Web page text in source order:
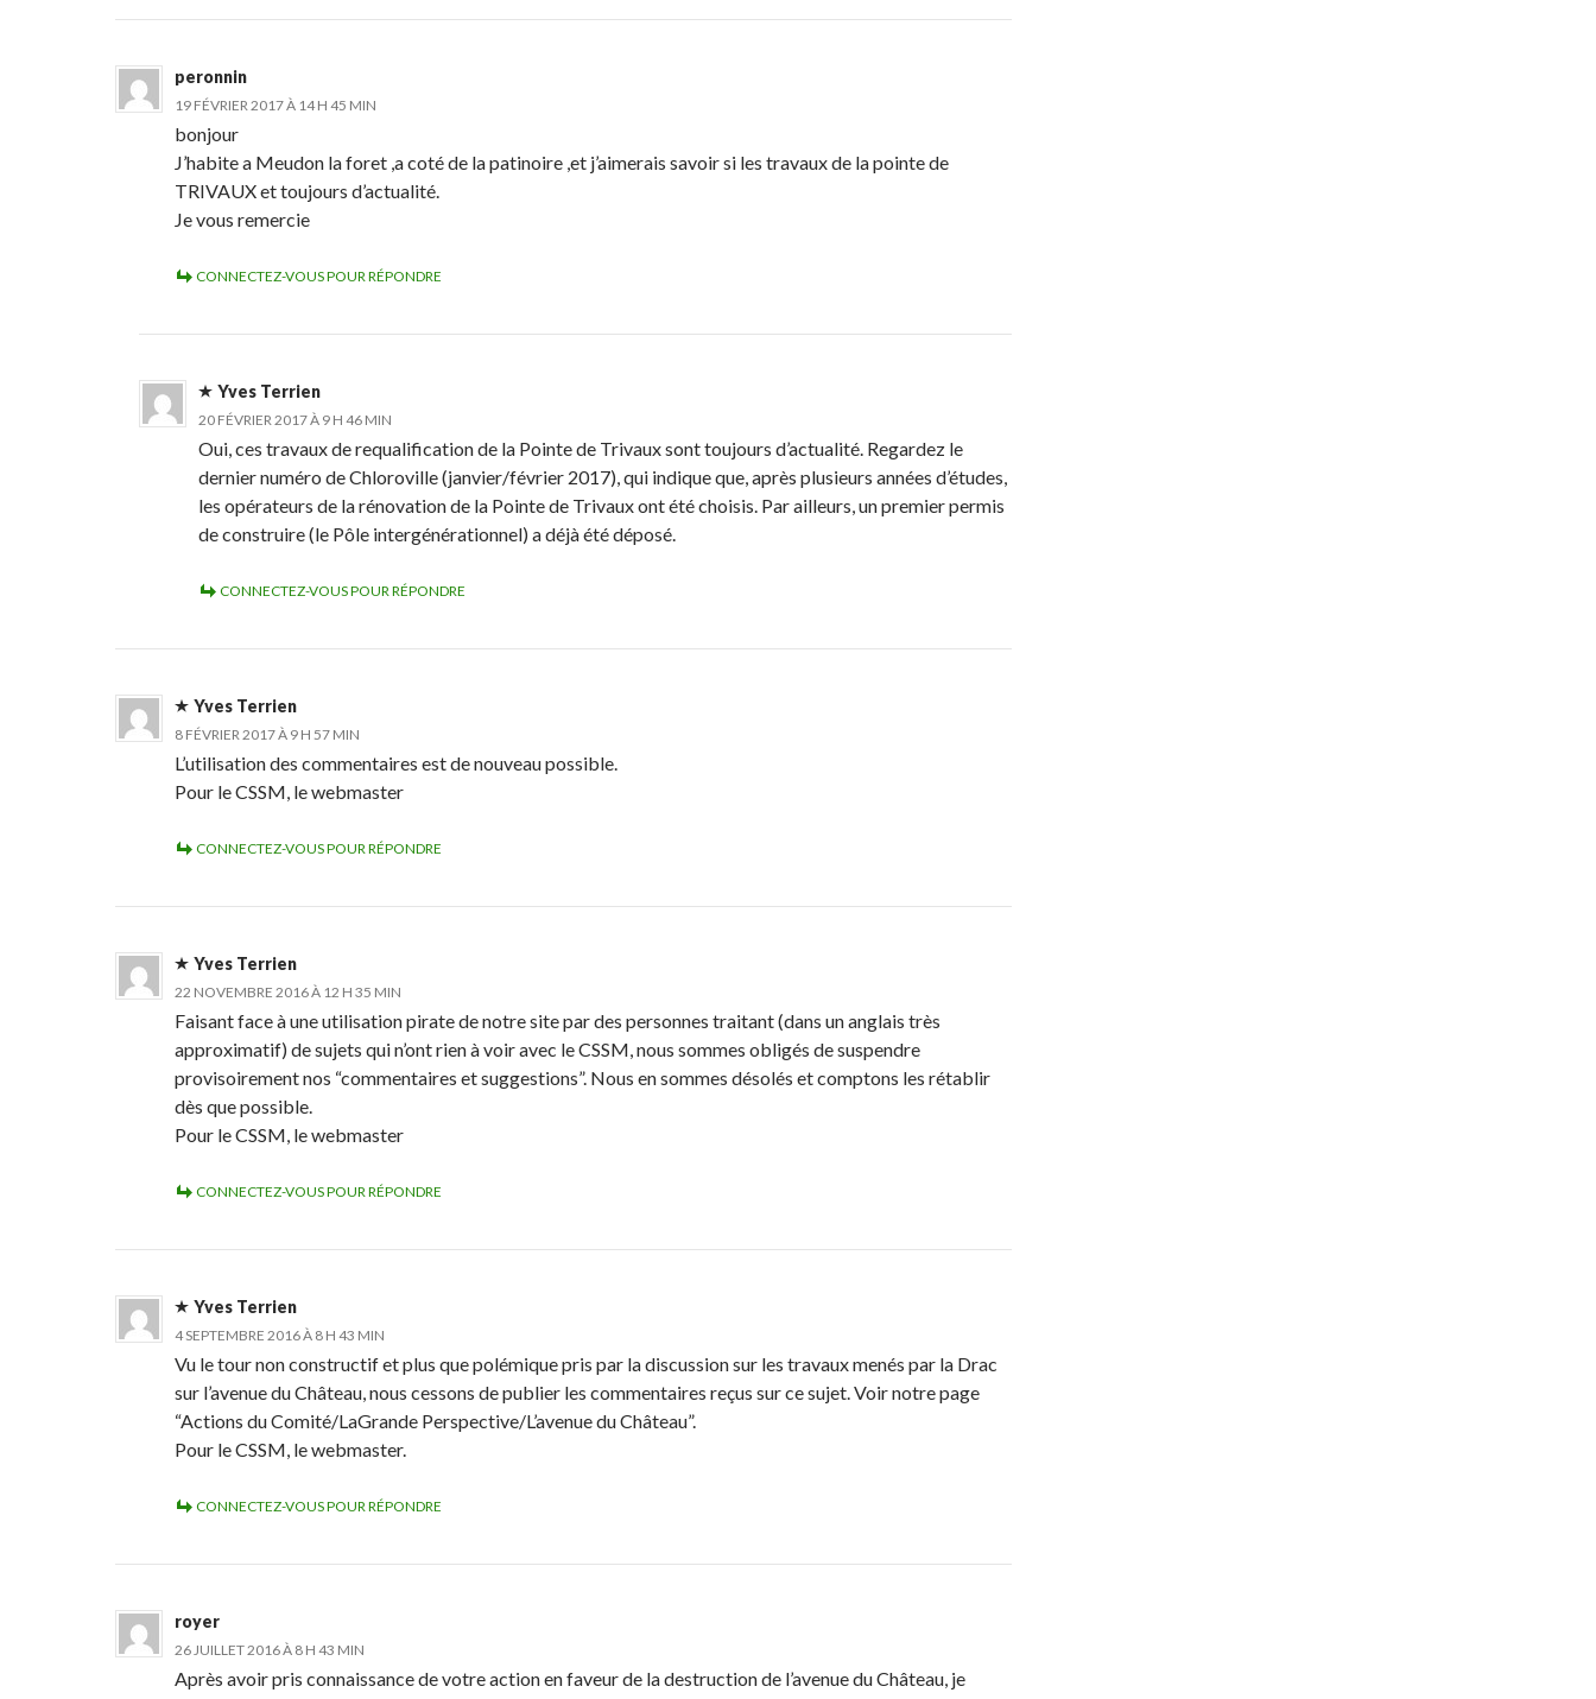
peronnin
19 FÉVRIER 2017 À 14 H 45 MIN
bonjour
J’habite a Meudon la foret ,a coté de la patinoire ,et j’aimerais savoir si les travaux de la pointe de
TRIVAUX et toujours d’actualité.
Je vous remercie
CONNECTEZ-VOUS POUR RÉPONDRE
Yves Terrien
20 FÉVRIER 2017 À 9 H 46 MIN
Oui, ces travaux de requalification de la Pointe de Trivaux sont toujours d’actualité. Regardez le
dernier numéro de Chloroville (janvier/février 2017), qui indique que, après plusieurs années d’études,
les opérateurs de la rénovation de la Pointe de Trivaux ont été choisis. Par ailleurs, un premier permis
de construire (le Pôle intergénérationnel) a déjà été déposé.
CONNECTEZ-VOUS POUR RÉPONDRE
Yves Terrien
8 FÉVRIER 2017 À 9 H 57 MIN
L’utilisation des commentaires est de nouveau possible.
Pour le CSSM, le webmaster
CONNECTEZ-VOUS POUR RÉPONDRE
Yves Terrien
22 NOVEMBRE 2016 À 12 H 35 MIN
Faisant face à une utilisation pirate de notre site par des personnes traitant (dans un anglais très
approximatif) de sujets qui n’ont rien à voir avec le CSSM, nous sommes obligés de suspendre
provisoirement nos “commentaires et suggestions”. Nous en sommes désolés et comptons les rétablir
dès que possible.
Pour le CSSM, le webmaster
CONNECTEZ-VOUS POUR RÉPONDRE
Yves Terrien
4 SEPTEMBRE 2016 À 8 H 43 MIN
Vu le tour non constructif et plus que polémique pris par la discussion sur les travaux menés par la Drac
sur l’avenue du Château, nous cessons de publier les commentaires reçus sur ce sujet. Voir notre page
“Actions du Comité/LaGrande Perspective/L’avenue du Château”.
Pour le CSSM, le webmaster.
CONNECTEZ-VOUS POUR RÉPONDRE
royer
26 JUILLET 2016 À 8 H 43 MIN
Après avoir pris connaissance de votre action en faveur de la destruction de l’avenue du Château, je